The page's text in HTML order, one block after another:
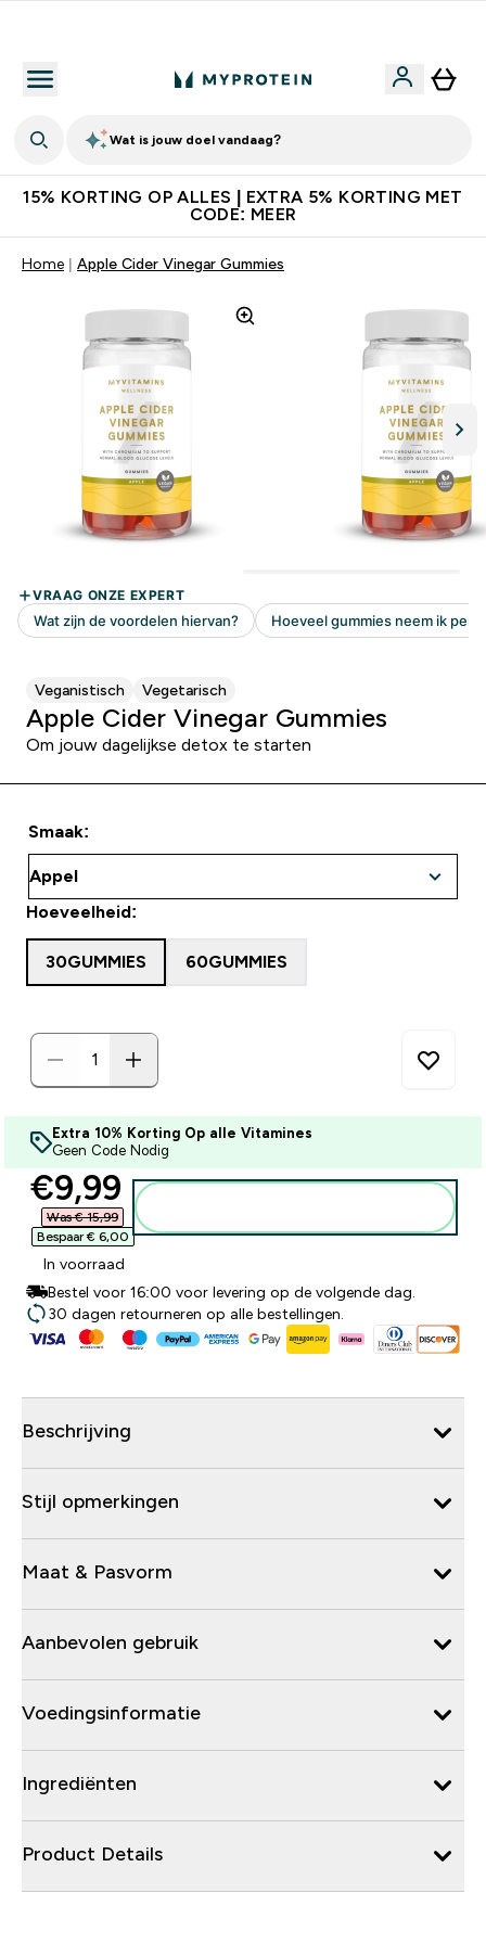
Wat is jouw doel vandaag?
15% KORTING OP ALLES | EXTRA 5% KORTING MET
CODE: MEER
Home Apple Cider Vinegar Gummies
Veganistisch Vegetarisch
Apple Cider Vinegar Gummies
Om jouw dagelijkse detox te starten
Smaak:
Hoeveelheid:
30GUMMIES 60GUMMIES
Extra 10% Korting Op alle Vitamines
Geen Code Nodig
discounted price
€9,99‎
Was € 15,99‎
Bespaar € 6,00‎
In voorraad
Bestel voor 16:00 voor levering op de volgende dag.
30 dagen retourneren op alle bestellingen.
Beschrijving
Stijl opmerkingen
Maat & Pasvorm
Aanbevolen gebruik
Voedingsinformatie
Ingrediënten
Product Details